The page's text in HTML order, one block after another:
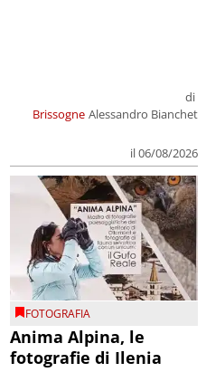
Brissogne
di
Alessandro Bianchet
il 06/08/2026
FOTOGRAFIA
Anima Alpina, le
fotografie di Ilenia